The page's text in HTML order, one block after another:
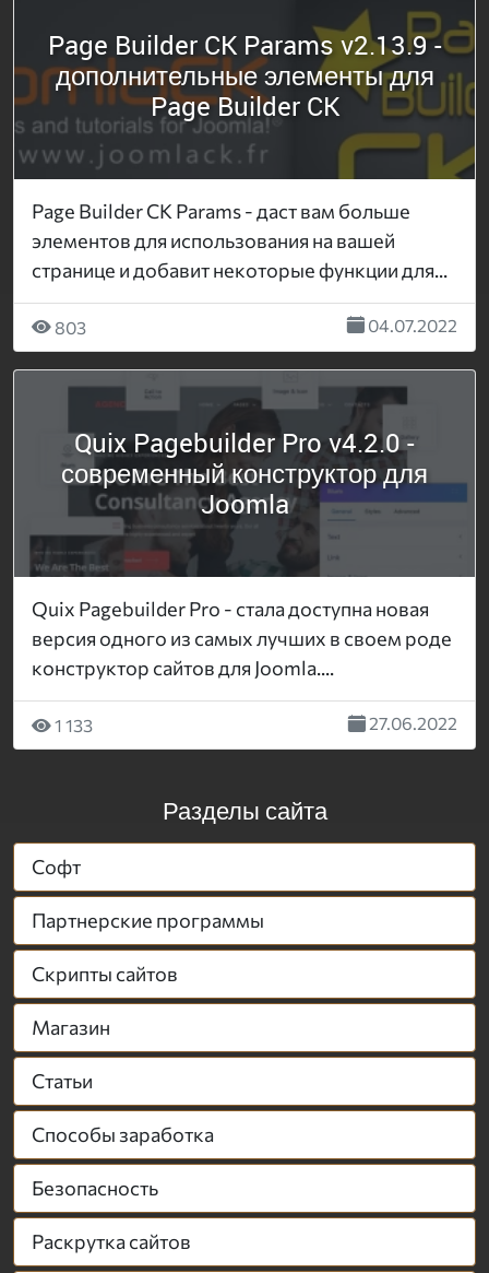
Page Builder CK Params v2.13.9 -
дополнительные элементы для
Page Builder CK
Page Builder CK Params - даст вам больше
элементов для использования на вашей
странице и добавит некоторые функции для...
803 04.07.2022
Quix Pagebuilder Pro v4.2.0 -
современный конструктор для
Joomla
Quix Pagebuilder Pro - стала доступна новая
версия одного из самых лучших в своем роде
конструктор сайтов для Joomla....
1 133 27.06.2022
Разделы сайта
Софт
Партнерские программы
Скрипты сайтов
Магазин
Статьи
Способы заработка
Безопасность
Раскрутка сайтов